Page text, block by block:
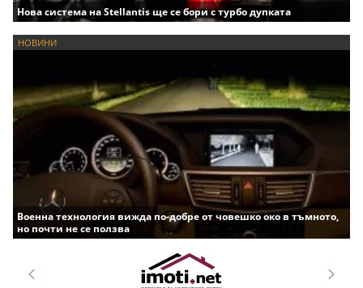
Нова система на Stellantis ще се бори с турбо дупката
НОВИНИ
Военна технология вижда по-добре от човешко око в тъмното,
но почти не се ползва